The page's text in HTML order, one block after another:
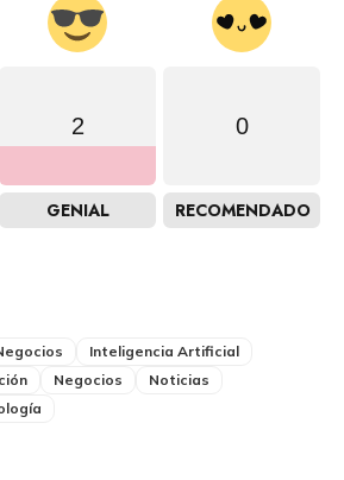
2
GENIAL
0
RECOMENDADO
Inteligencia Artificial
Negocios
Noticias